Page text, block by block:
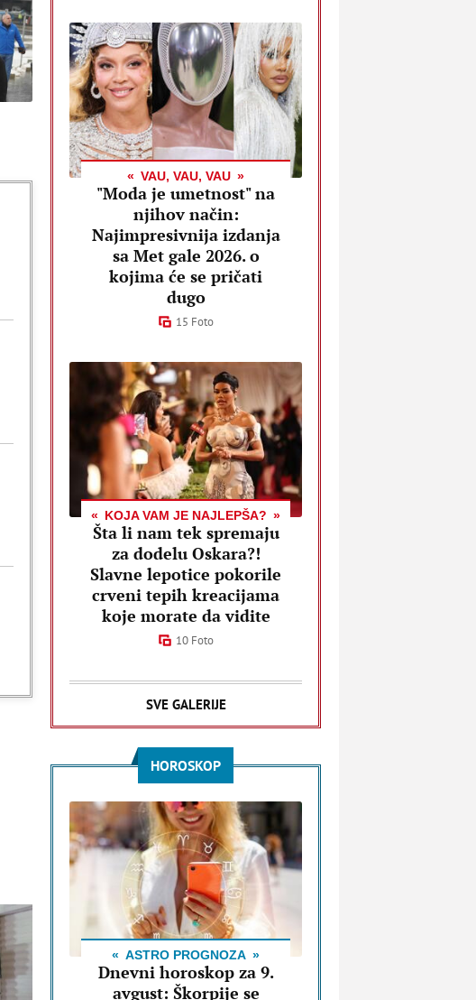
VAU, VAU, VAU
"Moda je umetnost" na
njihov način:
Najimpresivnija izdanja
sa Met gale 2026. o
kojima će se pričati
dugo
15 Foto
KOJA VAM JE NAJLEPŠA?
Šta li nam tek spremaju
za dodelu Oskara?!
Slavne lepotice pokorile
crveni tepih kreacijama
koje morate da vidite
10 Foto
SVE GALERIJE
HOROSKOP
ASTRO PROGNOZA
Dnevni horoskop za 9.
avgust: Škorpije se